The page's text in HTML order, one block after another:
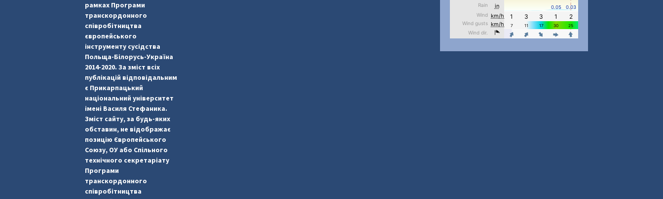
pimrec_project
рамках Програми
транскордонного
співробітництва
європейського
інструменту сусідства
Польща-Білорусь-Україна
2014-2020. За зміст всіх
публікацій відповідальним
є Прикарпацький
національний університет
імені Василя Стефаника.
Зміст сайту, за будь-яких
обставин, не відображає
позицію Європейського
Союзу, ОУ або Спільного
технічного секретаріату
Програми
транскордонного
співробітництва